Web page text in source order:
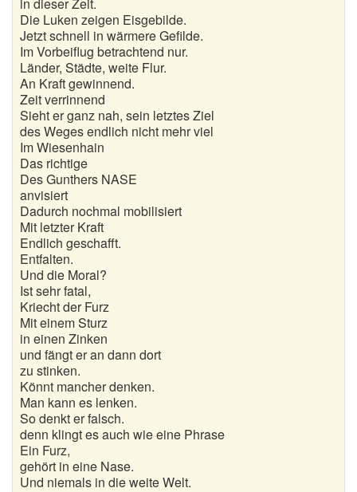
Gedichte-Quiz
Zufallsgedicht
Die Luken zeigen Eisgebilde.
Jetzt schnell in wärmere Gefilde.
Im Vorbeiflug betrachtend nur.
Länder, Städte, weite Flur.
An Kraft gewinnend.
Zeit verrinnend
Sieht er ganz nah, sein letztes Ziel
des Weges endlich nicht mehr viel
Im Wiesenhain
Das richtige
Des Gunthers NASE
anvisiert
Dadurch nochmal mobilisiert
Mit letzter Kraft
Endlich geschafft.
Entfalten.
Und die Moral?
Ist sehr fatal,
Kriecht der Furz
Mit einem Sturz
in einen Zinken
und fängt er an dann dort
zu stinken.
Könnt mancher denken.
Man kann es lenken.
So denkt er falsch.
denn klingt es auch wie eine Phrase
Ein Furz,
gehört in eine Nase.
Und niemals in die weite Welt.